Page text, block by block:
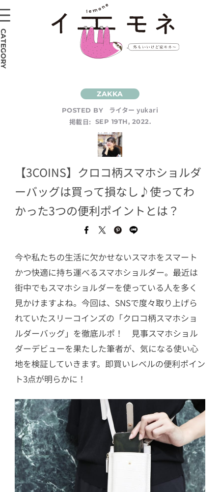
POSTED BY
ライター yukari
掲載日:
SEP 19TH, 2022.
【3COINS】クロコ柄スマホショルダ
ーバッグは買って損なし♪使ってわ
かった3つの便利ポイントとは？
今や私たちの生活に欠かせないスマホをスマート
かつ快適に持ち運べるスマホショルダー。最近は
街中でもスマホショルダーを使っている人を多く
見かけますよね。今回は、SNSで度々取り上げら
れていたスリーコインズの「クロコ柄スマホショ
ルダーバッグ」を徹底ルポ！ 見事スマホショル
ダーデビューを果たした筆者が、気になる使い心
地を検証していきます。即買いレベルの便利ポイン
ト3点が明らかに！